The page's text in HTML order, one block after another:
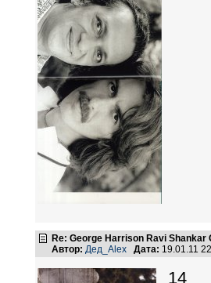
Re: George Harrison Ravi
Автор: Дед_Alex Дата: 19.01.11
14